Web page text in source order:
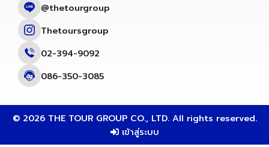
@thetourgroup
Thetoursgroup
02-394-9092
086-350-3085
© 2026 THE TOUR GROUP CO., LTD. All rights reserved.
เข้าสู่ระบบ